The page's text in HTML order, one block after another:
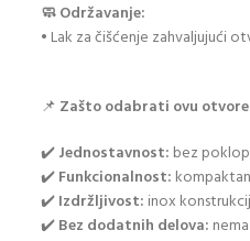
🧼 Održavanje:
• Lak za čišćenje zahvaljujući
📌 Zašto odabrati ovu
✔️Jednostavnost: bez
✔️Funkcionalnost:
✔️Izdržljivost: inox
✔️Bez dodatnih delova: